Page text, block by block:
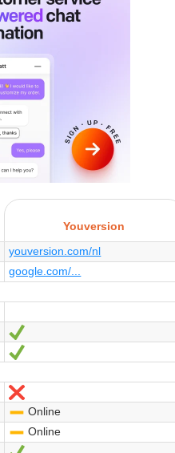
Youversion
youversion.com/nl
google.com/...
Sí
No
-Online
-Online